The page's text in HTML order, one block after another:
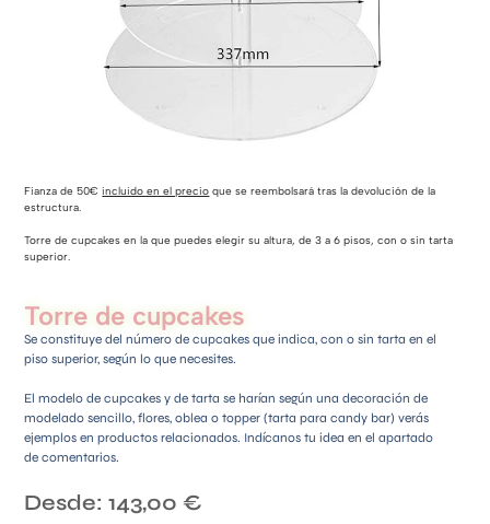
Fianza de 50€incluido en el precio que se reembolsará tras la devolución de la
estructura.
Torre de cupcakes en la que puedes elegir su altura, de 3 a 6 pisos, con o sin tarta
superior.
Torre de cupcakes
Se constituye del número de cupcakes que indica, con o sin tarta en el
piso superior, según lo que necesites.
El modelo de cupcakes y de tarta se harían según una decoración de
modelado sencillo, flores, oblea o topper (tarta para candy bar) verás
ejemplos en productos relacionados. Indícanos tu idea en el apartado
de comentarios.
Desde:143,00 €